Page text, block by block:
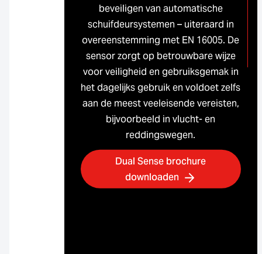
beveiligen van automatische
schuifdeursystemen – uiteraard in
overeenstemming met EN 16005. De
sensor zorgt op betrouwbare wijze
voor veiligheid en gebruiksgemak in
het dagelijks gebruik en voldoet zelfs
aan de meest veeleisende vereisten,
bijvoorbeeld in vlucht- en
reddingswegen.
Dual Sense brochure
downloaden